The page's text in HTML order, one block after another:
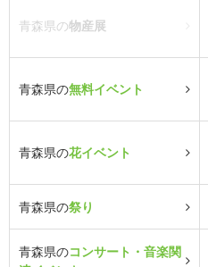
青森県の物産展
青森県の無料イベント
青森県の花イベント
青森県の祭り
青森県のコンサート・音楽関